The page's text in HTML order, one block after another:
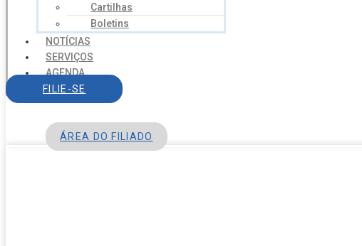
Cartilhas
Boletins
NOTÍCIAS
SERVIÇOS
AGENDA
CONTATO
FILIE-SE
ÁREA DO FILIADO